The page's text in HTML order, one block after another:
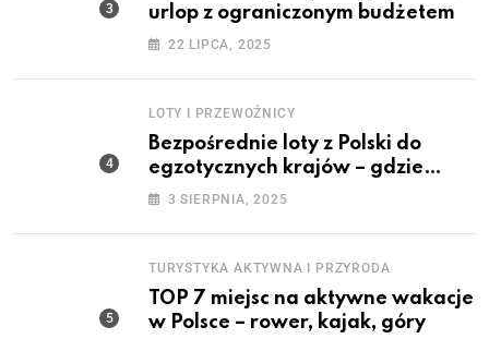
urlop z ograniczonym budżetem
22 LIPCA, 2025
LOTY I PRZEWOŹNICY
Bezpośrednie loty z Polski do
egzotycznych krajów – gdzie
polecisz bez przesiadek?
3 SIERPNIA, 2025
TURYSTYKA AKTYWNA I PRZYRODA
TOP 7 miejsc na aktywne wakacje
w Polsce – rower, kajak, góry